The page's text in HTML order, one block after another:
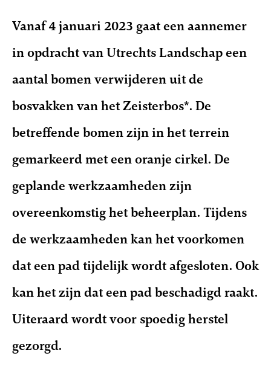
Vanaf 4 januari 2023 gaat een aannemer
in opdracht van Utrechts Landschap een
aantal bomen verwijderen uit de
bosvakken van het Zeisterbos*. De
betreffende bomen zijn in het terrein
gemarkeerd met een oranje cirkel. De
geplande werkzaamheden zijn
overeenkomstig het beheerplan. Tijdens
de werkzaamheden kan het voorkomen
dat een pad tijdelijk wordt afgesloten. Ook
kan het zijn dat een pad beschadigd raakt.
Uiteraard wordt voor spoedig herstel
gezorgd.